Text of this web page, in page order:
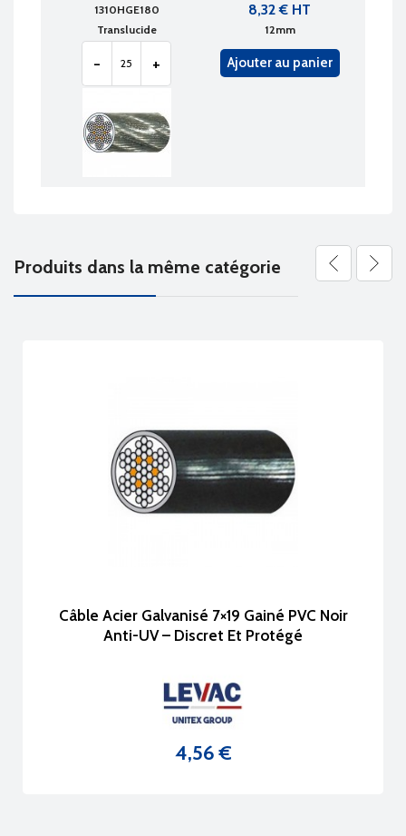
1310HGE180
Translucide
12mm
8,32 € HT
- + Ajouter au panier
Produits dans la même catégorie
Câble Acier Galvanisé 7×19 Gainé PVC Noir
Anti-UV – Discret Et Protégé
Prix
4,56 €